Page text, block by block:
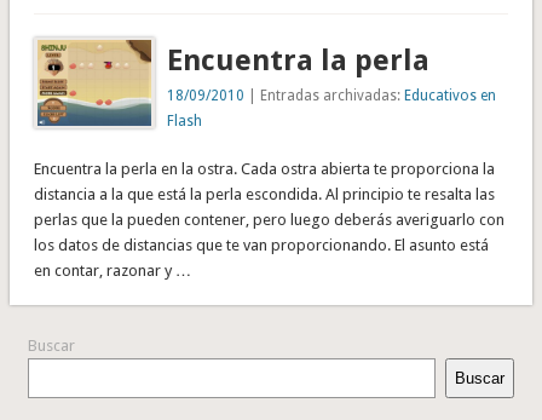
Encuentra la perla
18/09/2010 | Entradas archivadas:Educativos en
Flash
Encuentra la perla en la ostra. Cada ostra abierta te proporciona la
distancia a la que está la perla escondida. Al principio te resalta las
perlas que la pueden contener, pero luego deberás averiguarlo con
los datos de distancias que te van proporcionando. El asunto está
en contar, razonar y …
Buscar
Buscar